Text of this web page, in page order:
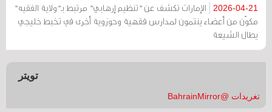
2026-04-21
الإمارات تكشف عن "تنظيم إرهابي" مرتبط بـ"ولاية الفقيه"
مكوّن من أعضاء ينتمون لمدارس فقهية وحوزوية أخرى في تخبط خليجي
يطال الشيعة
تويتر
تغريدات @BahrainMirror